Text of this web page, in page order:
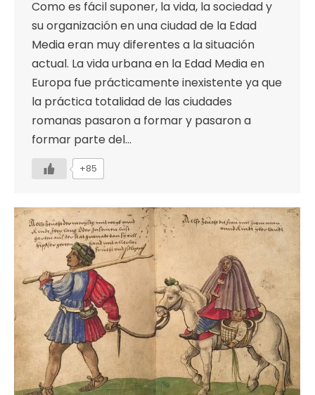
Como es fácil suponer, la vida, la sociedad y
su organización en una ciudad de la Edad
Media eran muy diferentes a la situación
actual. La vida urbana en la Edad Media en
Europa fue prácticamente inexistente ya que
la práctica totalidad de las ciudades
romanas pasaron a formar y pasaron a
formar parte del…
+85